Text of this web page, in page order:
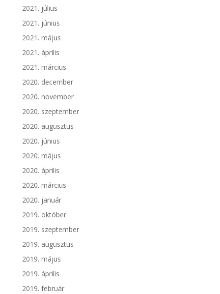
2021. július
2021. június
2021. május
2021. április
2021. március
2020. december
2020. november
2020. szeptember
2020. augusztus
2020. június
2020. május
2020. április
2020. március
2020. január
2019. október
2019. szeptember
2019. augusztus
2019. május
2019. április
2019. február